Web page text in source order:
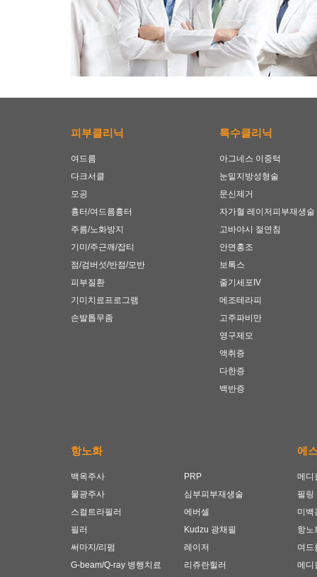
피부클리닉
여드름
다크서클
모공
흉터/여드름흉터
주름/노화방지
기미/주근깨/잡티
점/검버섯/반점/모반
피부질환
기미치료프로그램
손발톱무좀
특수클리닉
아그네스 이중턱
눈밑지방성형술
문신제거
자가혈 레이저피부재생술
고바야시 절연침
안면홍조
보톡스
줄기세포IV
메조테라피
고주파비만
영구제모
액취증
다한증
백반증
항노화
백옥주사
물광주사
스컬트라필러
필러
써마지/리펌
G-beam/Q-ray 병행치료
PRP
심부피부재생술
에버셀
Kudzu 광채필
레이저
리쥬란힐러
에
메디
필링
미백
항노
여드
메디